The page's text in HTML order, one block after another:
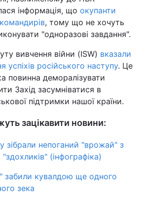
інформація, що окупанти
, тому що не хочуть
"одноразові завдання".
вивчення війни (ISW) вказали
успіхів російського наступу. Це
повинна деморалізувати
Захід засумніватися в
підтримки нашої країни.
зацікавити новини:
зібрали непоганий "врожай" з
(інфографіка)
забили кувалдою ще одного
зека